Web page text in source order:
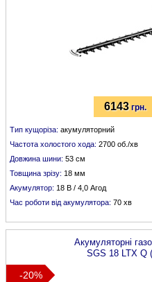
6143грн.
Тип кущоріза: акумуляторний
Частота холостого хода: 2700 об./хв
Довжина шини: 53 см
Товщина зрізу: 18 мм
Акумулятор: 18 В / 4,0 Агод
Час роботи від акумулятора: 70 хв
Акумуляторні
SGS 18 LTX Q
-20%